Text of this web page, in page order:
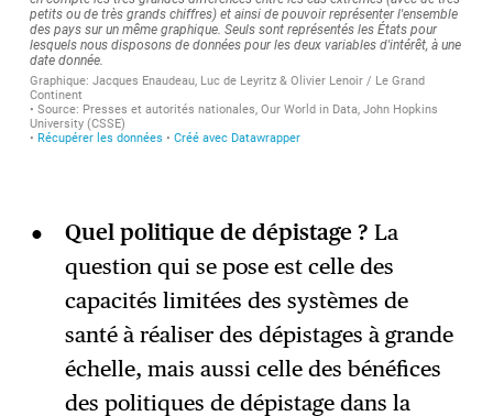
Quel politique de dépistage ? La
question qui se pose est celle des
capacités limitées des systèmes de
santé à réaliser des dépistages à grande
échelle, mais aussi celle des bénéfices
des politiques de dépistage dans la